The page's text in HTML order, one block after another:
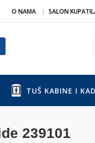
O NAMA SALON
TUŠ KABINE I
239101